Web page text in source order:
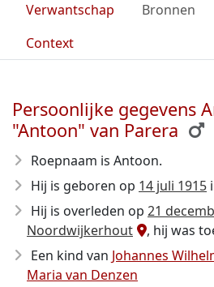
Verwantschap
Bronnen
Context
Persoonlijke gegevens
"Antoon" van Parera
Roepnaam is Antoon.
Hij is geboren op 14 juli 1915
Hij is overleden op 21
Noordwijkerhout
, hij was
Een kind van Johannes
Maria van Denzen